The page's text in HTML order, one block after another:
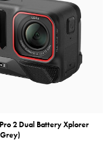
2 Dual Battery Xplorer